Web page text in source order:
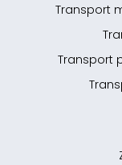
Transport
Transport